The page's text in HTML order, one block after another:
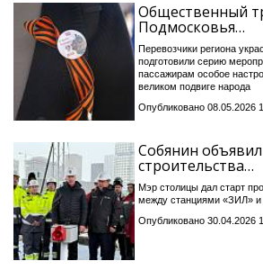
Общественный
Подмосковья…
Перевозчики региона
подготовили серию
пассажирам особое
великом подвиге народа
Опубликовано 08.05.2026
Собянин
строительства…
Мэр столицы дал старт
между станциями «ЗИЛ»
Опубликовано 30.04.2026